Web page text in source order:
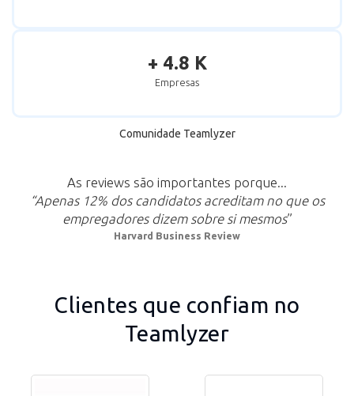
+ 4.8 K
Empresas
Comunidade Teamlyzer
As reviews são importantes porque...
“Apenas 12% dos candidatos acreditam no que os
empregadores dizem sobre si mesmos”
Harvard Business Review
Clientes que confiam no
Teamlyzer